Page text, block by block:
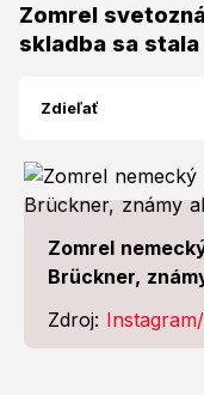
Zomrel
skladba sa
Zdieľať
Zomrel
Brückner,
Zdroj: